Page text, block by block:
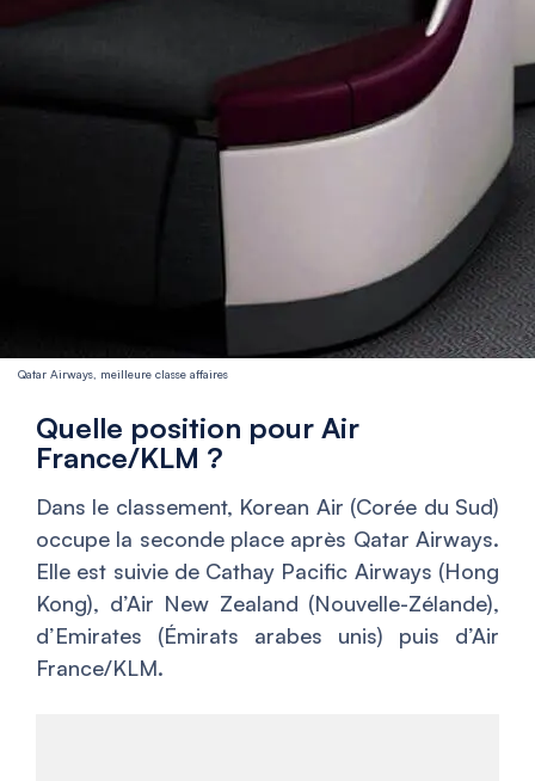
Qatar Airways, meilleure classe affaires
Quelle position pour Air
France/KLM ?
Dans le classement, Korean Air (Corée du Sud)
occupe la seconde place après Qatar Airways.
Elle est suivie de Cathay Pacific Airways (Hong
Kong), d’Air New Zealand (Nouvelle-Zélande),
d’Emirates (Émirats arabes unis) puis d’Air
France/KLM.